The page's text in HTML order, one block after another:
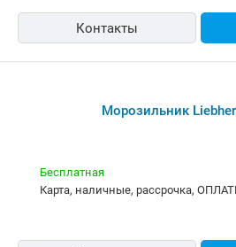
Контакты
Морозильник
Бесплатная
карта, наличные, рассрочка,